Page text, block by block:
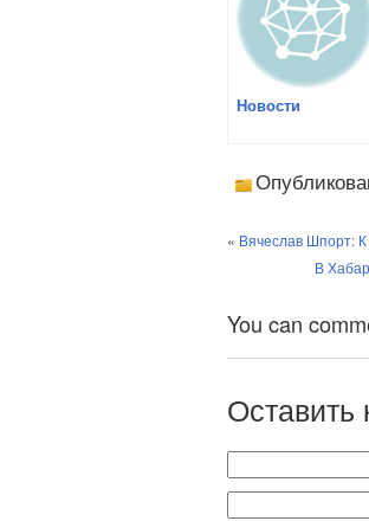
Новости
« Вячеслав Шпорт: К
В
You can
Оставить